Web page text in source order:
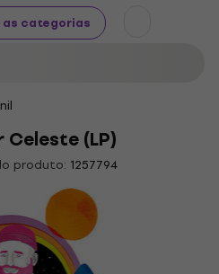
as categorias
(LP)
produto: 1257794